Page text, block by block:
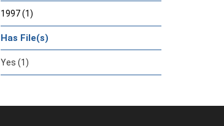
1997 (1)
Has File(s)
Yes (1)